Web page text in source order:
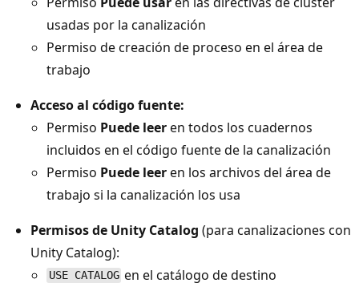
usadas por la canalización
Permiso de creación de proceso en el área de
trabajo
Acceso al código fuente:
Permiso Puede leeren todos los cuadernos
incluidos en el código fuente de la canalización
Permiso Puede leeren los archivos del área de
trabajo si la canalización los usa
Permisos de Unity Catalog (para canalizaciones con
Unity Catalog):
USE CATALOG en el catálogo de destino